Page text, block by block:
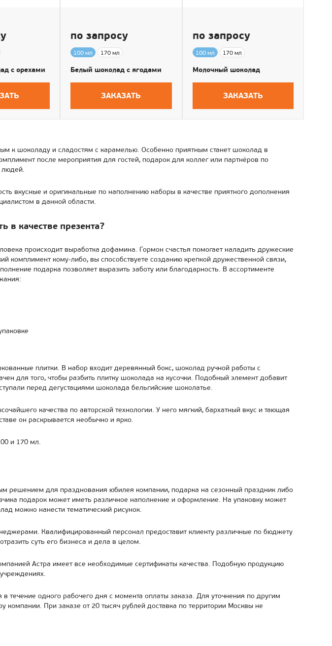
с орехами
по запросу
100 мл 170 мл
Белый шоколад с ягодами
ЗАКАЗАТЬ
по запросу
100 мл 170 мл
Молочный шоколад
ЗАКАЗАТЬ
к шоколаду и сладостям с карамелью. Особенно приятным станет шоколад в
после мероприятия для гостей, подарок для коллег или партнёров по
людей.
вкусные и оригинальные по наполнению наборы в качестве приятного дополнения
в данной области.
в качестве презента?
происходит выработка дофамина. Гормон счастья помогает наладить дружеские
комплимент кому-либо, вы способствуете созданию крепкой дружественной связи,
подарка позволяет выразить заботу или благодарность. В ассортименте
плитки. В набор входит деревянный бокс, шоколад ручной работы с
для того, чтобы разбить плитку шоколада на кусочки. Подобный элемент добавит
перед дегустациями шоколада бельгийские шоколатье.
качества по авторской технологии. У него мягкий, бархатный вкус и тающая
он раскрывается необычно и ярко.
и 170 мл.
решением для празднования юбилея компании, подарка на сезонный праздник либо
подарок может иметь различное наполнение и оформление. На упаковку может
можно нанести тематический рисунок.
Квалифицированный персонал предоставит клиенту различные по бюджету
суть его бизнеса и дела в целом.
Астра имеет все необходимые сертификаты качества. Подобную продукцию
течение одного рабочего дня с момента оплаты заказа. Для уточнения по другим
При заказе от 20 тысяч рублей доставка по территории Москвы не